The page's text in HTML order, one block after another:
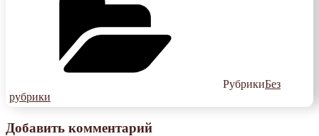
РубрикиБез
рубрики
Добавить комментарий